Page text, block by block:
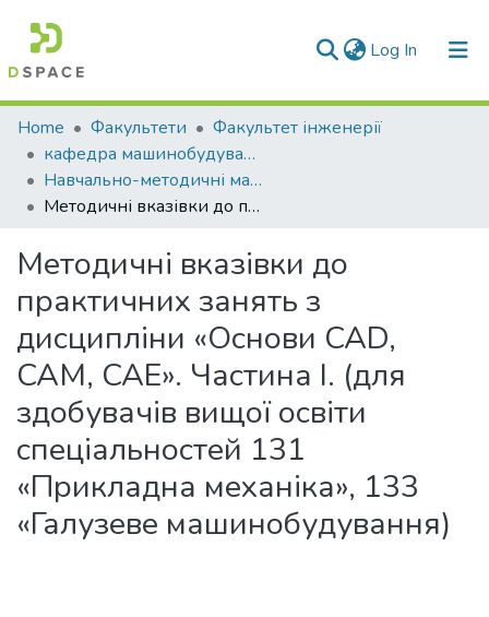
Log In (current)
Communities & Collections
All of DSpace
Statistics
Home Факультети
Факультет інженерії
кафедра машинобудування та прикладної механіки
Навчально-методичні матеріали (КМПМ)
Методичні вказівки до практичних занять з дисципліни «Основи CAD, CAM, CAE». Частина І. (для здобувачів вищої освіти спеціальностей 131 «Прикладна механіка», 133 «Галузеве машинобудування)
Методичні вказівки до
практичних занять з
дисципліни «Основи CAD,
CAM, CAE». Частина І. (для
здобувачів вищої освіти
спеціальностей 131
«Прикладна механіка», 133
«Галузеве машинобудування)